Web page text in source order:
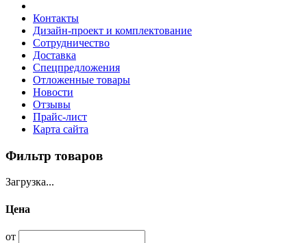
Контакты
Дизайн-проект и комплектование
Сотрудничество
Доставка
Спецпредложения
Отложенные товары
Новости
Отзывы
Прайс-лист
Карта сайта
Фильтр товаров
Загрузка...
Цена
от